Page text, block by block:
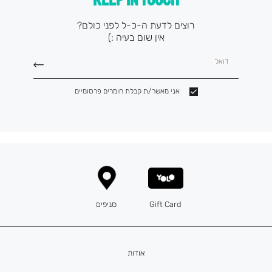
רוצים לדעת ה-כ-ל לפני כולם?
אין שום בעיה :)
דואל
אני מאשר/ת קבלת חומרים פרסומיים
אודות
Gift Card סניפים